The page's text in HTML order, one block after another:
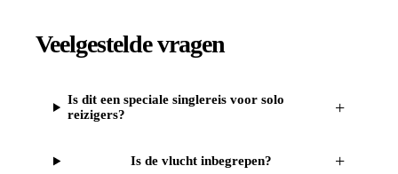
Veelgestelde vragen
Is dit een speciale singlereis voor solo
reizigers?
+
Is de vlucht inbegrepen? +